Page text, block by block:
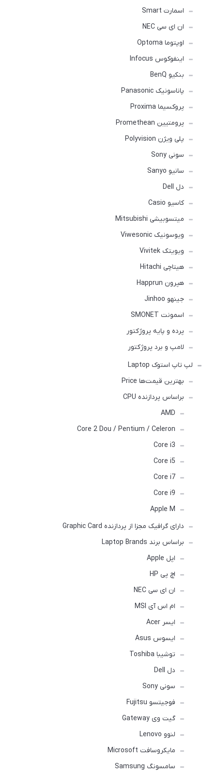
اسمارت Smart
ان ای سی NEC
اوپتوما Optoma
اینفوکوس Infocus
بنکیو BenQ
پاناسونیک Panasonic
پروکسیما Proxima
پرومتیین Promethean
پلی ویژن Polyvision
سونی Sony
سانیو Sanyo
دل Dell
کاسیو Casio
میتسوبیشی Mitsubishi
ویوسونیک Viwesonic
ویویتک Vivitek
هیتاچی Hitachi
هپرون Happrun
جینهو Jinhoo
اسمونت SMONET
پرده و پایه پروژکتور
لامپ و برد پروژکتور
لپ تاپ استوک Laptop
بهترین قیمت‌ها Price
براساس پردازنده CPU
AMD
Core 2 Dou / Pentium / Celeron
Core i3
Core i5
Core i7
Core i9
Apple M
دارای گرافیک مجزا از پردازنده Graphic Card
براساس برند Laptop Brands
اپل Apple
اچ پی HP
ان ای سی NEC
ام اس آی MSI
ایسر Acer
ایسوس Asus
توشیبا Toshiba
دل Dell
سونی Sony
فوجیتسو Fujitsu
گیت وی Gateway
لنوو Lenovo
مایکروسافت Microsoft
سامسونگ Samsung